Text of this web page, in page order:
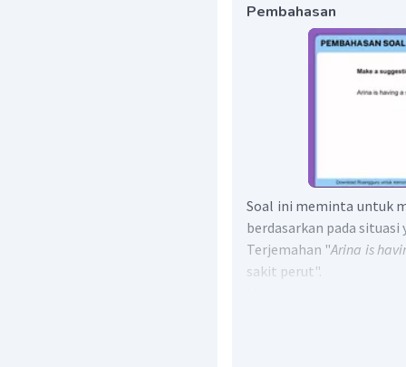
Pembahasan
Soal ini meminta untuk
berdasarkan pada situasi
Terjemahan "Arina is
sakit perut".
Dalam bahasa
memberi saran adalah